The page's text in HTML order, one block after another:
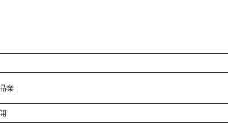
業